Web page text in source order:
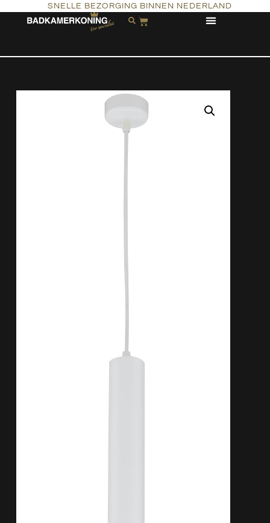
SNELLE BEZORGING BINNEN NEDERLAND